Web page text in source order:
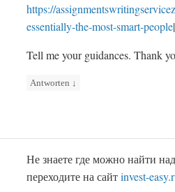
https://
essentially-the-most-smart-people|
Tell me your guidances. Thank
Antworten ↓
Не знаете где можно найти
переходите на сайтinvest-